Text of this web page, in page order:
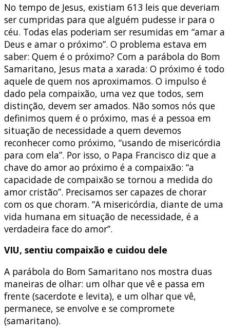
No tempo de Jesus, existiam 613 leis que deveriam
ser cumpridas para que alguém pudesse ir para o
céu. Todas elas poderiam ser resumidas em “amar a
Deus e amar o próximo”. O problema estava em
saber: Quem é o próximo? Com a parábola do Bom
Samaritano, Jesus mata a xarada: O próximo é todo
aquele de quem nos aproximamos. O impulso é
dado pela compaixão, uma vez que todos, sem
distinção, devem ser amados. Não somos nós que
definimos quem é o próximo, mas é a pessoa em
situação de necessidade a quem devemos
reconhecer como próximo, “usando de misericórdia
para com ela”. Por isso, o Papa Francisco diz que a
chave do amor ao próximo é a compaixão: “a
capacidade de compaixão se tornou a medida do
amor cristão”. Precisamos ser capazes de chorar
com os que choram. “A misericórdia, diante de uma
vida humana em situação de necessidade, é a
verdadeira face do amor”.
VIU, sentiu compaixão e cuidou dele
A parábola do Bom Samaritano nos mostra duas
maneiras de olhar: um olhar que vê e passa em
frente (sacerdote e levita), e um olhar que vê,
permanece, se envolve e se compromete
(samaritano).